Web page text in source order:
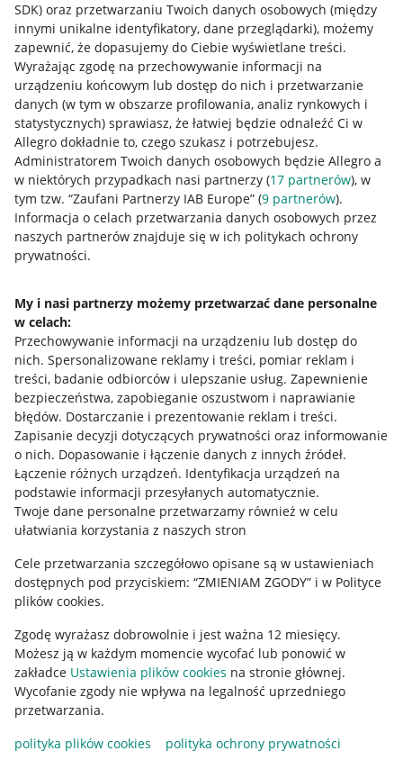
SDK) oraz przetwarzaniu Twoich danych osobowych (między
innymi unikalne identyfikatory, dane przeglądarki), możemy
zapewnić, że dopasujemy do Ciebie wyświetlane treści.
Wyrażając zgodę na przechowywanie informacji na
urządzeniu końcowym lub dostęp do nich i przetwarzanie
danych (w tym w obszarze profilowania, analiz rynkowych i
statystycznych) sprawiasz, że łatwiej będzie odnaleźć Ci w
Allegro dokładnie to, czego szukasz i potrzebujesz.
Administratorem Twoich danych osobowych będzie Allegro a
w niektórych przypadkach nasi partnerzy (17 partnerów), w
tym tzw. “Zaufani Partnerzy IAB Europe” (9 partnerów).
Informacja o celach przetwarzania danych osobowych przez
naszych partnerów znajduje się w ich politykach ochrony
prywatności.
My i nasi partnerzy możemy przetwarzać dane personalne
w celach:
Przechowywanie informacji na urządzeniu lub dostęp do
nich. Spersonalizowane reklamy i treści, pomiar reklam i
treści, badanie odbiorców i ulepszanie usług. Zapewnienie
bezpieczeństwa, zapobieganie oszustwom i naprawianie
błędów. Dostarczanie i prezentowanie reklam i treści.
Zapisanie decyzji dotyczących prywatności oraz informowanie
o nich. Dopasowanie i łączenie danych z innych źródeł.
Łączenie różnych urządzeń. Identyfikacja urządzeń na
podstawie informacji przesyłanych automatycznie.
Twoje dane personalne przetwarzamy również w celu
ułatwiania korzystania z naszych stron
Cele przetwarzania szczegółowo opisane są w ustawieniach
dostępnych pod przyciskiem: “ZMIENIAM ZGODY” i w Polityce
plików cookies.
Zgodę wyrażasz dobrowolnie i jest ważna 12 miesięcy.
Możesz ją w każdym momencie wycofać lub ponowić w
zakładce Ustawienia plików cookies na stronie głównej.
Wycofanie zgody nie wpływa na legalność uprzedniego
przetwarzania.
polityka plików cookies
polityka ochrony prywatności
Przydatne informacje
Jak to działa
Allegro Gadane dla sprzedających
Allegro Gadane dla kupujących
Mapa miejscowości
Informacje prawne
Regulamin
Polityka plików "cookies"
Ustawienia plików "cookies"
Udostępnianie lokalizacji
Informacje dla Aktu o Usługach Cyfrowych
Pobierz aplikację